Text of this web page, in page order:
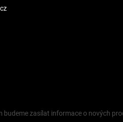
budeme zasílat informace o nových